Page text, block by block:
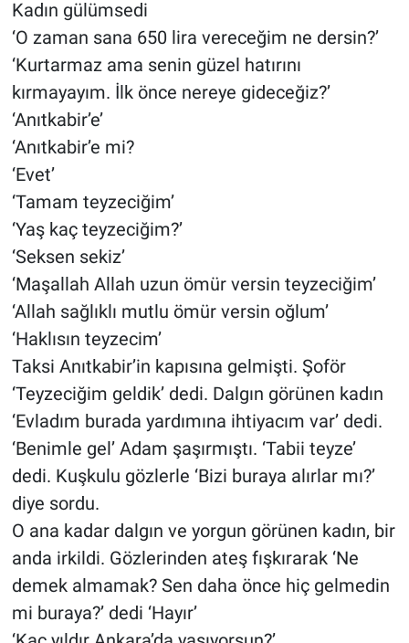
Kadın gülümsedi
‘O zaman sana 650 lira vereceğim ne dersin?’
‘Kurtarmaz ama senin güzel hatırını
kırmayayım. İlk önce nereye gideceğiz?’
‘Anıtkabir’e’
‘Anıtkabir’e mi?
‘Evet’
‘Tamam teyzeciğim’
‘Yaş kaç teyzeciğim?’
‘Seksen sekiz’
‘Maşallah Allah uzun ömür versin teyzeciğim’
‘Allah sağlıklı mutlu ömür versin oğlum’
‘Haklısın teyzecim’
Taksi Anıtkabir’in kapısına gelmişti. Şoför
‘Teyzeciğim geldik’ dedi. Dalgın görünen kadın
‘Evladım burada yardımına ihtiyacım var’ dedi.
‘Benimle gel’ Adam şaşırmıştı. ‘Tabii teyze’
dedi. Kuşkulu gözlerle ‘Bizi buraya alırlar mı?’
diye sordu.
O ana kadar dalgın ve yorgun görünen kadın, bir
anda irkildi. Gözlerinden ateş fışkırarak ‘Ne
demek almamak? Sen daha önce hiç gelmedin
mi buraya?’ dedi ‘Hayır’